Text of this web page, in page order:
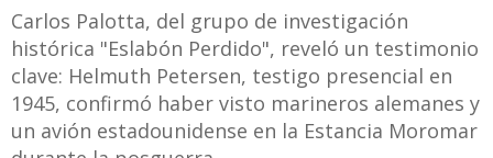
Carlos Palotta, del grupo de investigación
histórica "Eslabón Perdido", reveló un testimonio
clave: Helmuth Petersen, testigo presencial en
1945, confirmó haber visto marineros alemanes y
un avión estadounidense en la Estancia Moromar